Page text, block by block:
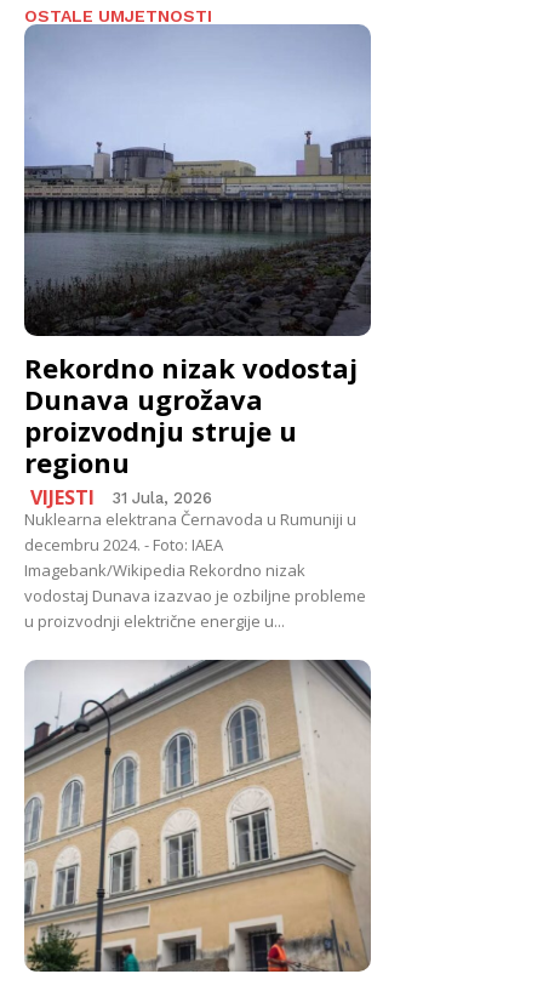
OSTALE UMJETNOSTI
Rekordno nizak vodostaj
Dunava ugrožava
proizvodnju struje u
regionu
VIJESTI 31 Jula, 2026
Nuklearna elektrana Černavoda u Rumuniji u
decembru 2024. - Foto: IAEA
Imagebank/Wikipedia Rekordno nizak
vodostaj Dunava izazvao je ozbiljne probleme
u proizvodnji električne energije u...